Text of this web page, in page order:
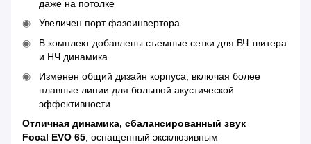
даже на потолке
Увеличен порт фазоинвертора
В комплект добавлены съемные сетки для ВЧ твитера
и НЧ динамика
Изменен общий дизайн корпуса, включая более
плавные линии для большой акустической
эффективности
Отличная динамика, сбалансированный звук
Focal EVO 65, оснащенный эксклюзивным